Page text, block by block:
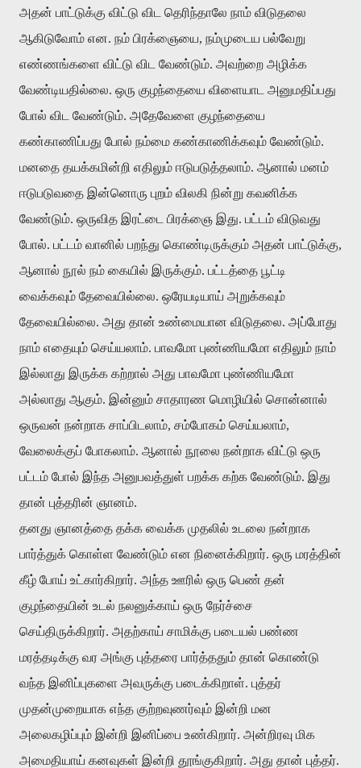
அதன் பாட்டுக்கு விட்டு விட தெரிந்தாலே நாம் விடுதலை
ஆகிடுவோம் என. நம் பிரக்ஞையை, நம்முடைய பல்வேறு
எண்ணங்களை விட்டு விட வேண்டும். அவற்றை அழிக்க
வேண்டியதில்லை. ஒரு குழந்தையை விளையாட அனுமதிப்பது
போல் விட வேண்டும். அதேவேளை குழந்தையை
கண்காணிப்பது போல் நம்மை கண்காணிக்கவும் வேண்டும்.
மனதை தயக்கமின்றி எதிலும் ஈடுபடுத்தலாம். ஆனால் மனம்
ஈடுபடுவதை இன்னொரு புறம் விலகி நின்று கவனிக்க
வேண்டும். ஒருவித இரட்டை பிரக்ஞை இது. பட்டம் விடுவது
போல். பட்டம் வானில் பறந்து கொண்டிருக்கும் அதன் பாட்டுக்கு,
ஆனால் நூல் நம் கையில் இருக்கும். பட்டத்தை பூட்டி
வைக்கவும் தேவையில்லை. ஒரேயடியாய் அறுக்கவும்
தேவையில்லை. அது தான் உண்மையான விடுதலை. அப்போது
நாம் எதையும் செய்யலாம். பாவமோ புண்ணியமோ எதிலும் நாம்
இல்லாது இருக்க கற்றால் அது பாவமோ புண்ணியமோ
அல்லாது ஆகும். இன்னும் சாதாரண மொழியில் சொன்னால்
ஒருவன் நன்றாக சாப்பிடலாம், சம்போகம் செய்யலாம்,
வேலைக்குப் போகலாம். ஆனால் நூலை நன்றாக விட்டு ஒரு
பட்டம் போல் இந்த அனுபவத்துள் பறக்க கற்க வேண்டும். இது
தான் புத்தரின் ஞானம்.
தனது ஞானத்தை தக்க வைக்க முதலில் உடலை நன்றாக
பார்த்துக் கொள்ள வேண்டும் என நினைக்கிறார். ஒரு மரத்தின்
கீழ் போய் உட்கார்கிறார். அந்த ஊரில் ஒரு பெண் தன்
குழந்தையின் உடல் நலனுக்காய் ஒரு நேர்ச்சை
செய்திருக்கிறார். அதற்காய் சாமிக்கு படையல் பண்ண
மரத்தடிக்கு வர அங்கு புத்தரை பார்த்ததும் தான் கொண்டு
வந்த இனிப்புகளை அவருக்கு படைக்கிறாள். புத்தர்
முதன்முறையாக எந்த குற்றவுணர்வும் இன்றி மன
அலைகழிப்பும் இன்றி இனிப்பை உண்கிறார். அன்றிரவு மிக
அமைதியாய் கனவுகள் இன்றி தூங்குகிறார். அது தான் புத்தர்.